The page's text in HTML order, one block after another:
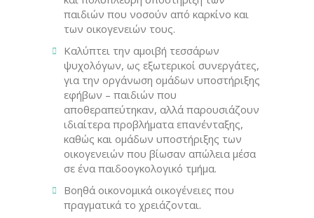
παιδιών που νοσούν από καρκίνο και
των οικογενειών τους.
Καλύπτει την αμοιβή τεσσάρων
ψυχολόγων, ως εξωτερικοί συνεργάτες,
για την οργάνωση ομάδων υποστήριξης
εφήβων – παιδιών που
αποθεραπεύτηκαν, αλλά παρουσιάζουν
ιδιαίτερα προβλήματα επανένταξης,
καθώς και ομάδων υποστήριξης των
οικογενειών που βίωσαν απώλεια μέσα
σε ένα παιδοογκολογικό τμήμα.
Βοηθά οικονομικά οικογένειες που
πραγματικά το χρειάζονται.